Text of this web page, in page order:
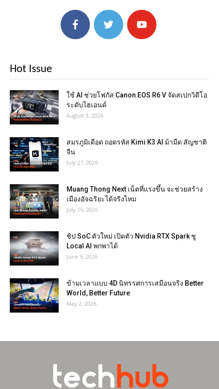
Hot Issue
ใช้ AI ช่วยโฟกัส Canon EOS R6 V จัดสเปกวิดีโอ
ระดับไฮเอนด์
August 3, 2026
สมรภูมิเดือด ถอดรหัส Kimi K3 AI ม้ามืด สัญชาติ
จีน
July 27, 2026
Muang Thong Next เน็ตที่แรงขึ้น จะช่วยสร้าง
เมืองอัจฉริยะได้จริงไหม
July 16, 2026
ชิป SoC ตัวใหม่ เปิดตัว Nvidia RTX Spark ชู
Local AI พกพาได้
June 5, 2026
ข้ามเวลาแบบ 4D นิทรรศการเสมือนจริง Better
World, Better Future
May 2, 2026